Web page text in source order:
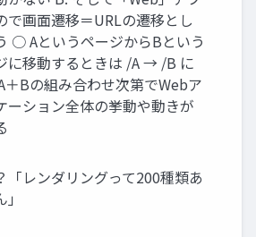
で画面遷移＝URLの遷移とし
○ AというページからBという
に移動するときは /A → /B に
＋Bの組み合わせ次第でWebア
ーション全体の挙動や動きが
「レンダリングって200種類あ